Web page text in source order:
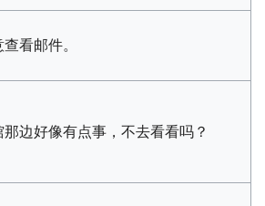
看邮件。
好像有点事，不去看看吗？